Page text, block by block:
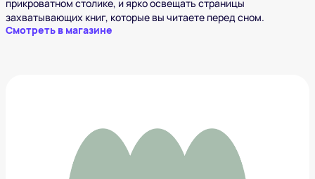
прикроватном столике, и ярко освещать страницы
захватывающих книг, которые вы читаете перед сном.
Смотреть в магазине